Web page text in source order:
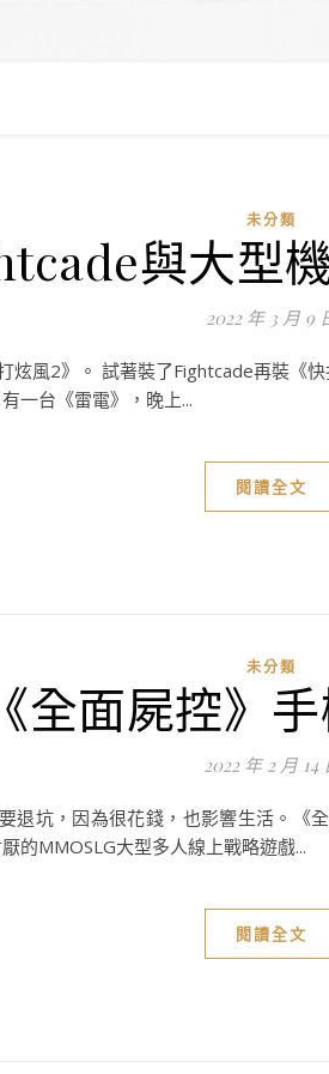
未分類
與大型
2022 年 3 月 9
炫風2》。 試著裝了Fightcade再裝《
一台《雷電》，晚上...
閱讀全文
未分類
《全面屍控》
2022 年 2 月 14
退坑，因為很花錢，也影響生活。
的MMOSLG大型多人線上戰略遊戲...
閱讀全文